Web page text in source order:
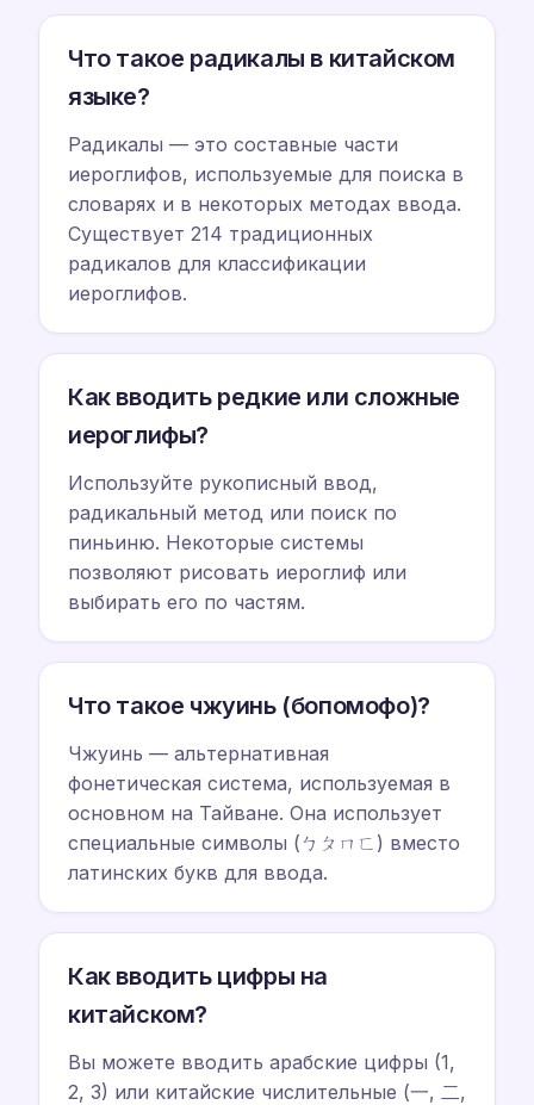
Что такое радикалы в китайском
языке?
Радикалы — это составные части
иероглифов, используемые для поиска в
словарях и в некоторых методах ввода.
Существует 214 традиционных
радикалов для классификации
иероглифов.
Как вводить редкие или сложные
иероглифы?
Используйте рукописный ввод,
радикальный метод или поиск по
пиньиню. Некоторые системы
позволяют рисовать иероглиф или
выбирать его по частям.
Что такое чжуинь (бопомофо)?
Чжуинь — альтернативная
фонетическая система, используемая в
основном на Тайване. Она использует
специальные символы (ㄅㄆㄇㄈ) вместо
латинских букв для ввода.
Как вводить цифры на
китайском?
Вы можете вводить арабские цифры (1,
2, 3) или китайские числительные (一, 二,